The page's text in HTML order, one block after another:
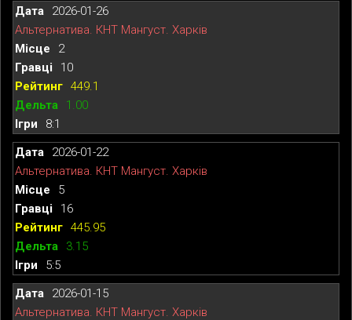
2026-01-26
Альтернатива. КНТ Мангуст. Харків
2
10
449.1
1.00
8:1
2026-01-22
Альтернатива. КНТ Мангуст. Харків
5
16
445.95
3.15
5:5
2026-01-15
Альтернатива. КНТ Мангуст. Харків